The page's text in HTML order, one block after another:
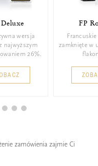
Deluxe
wersja
najwyższym
26%.
FP
zamknięte w
zamówienia zajmie Ci